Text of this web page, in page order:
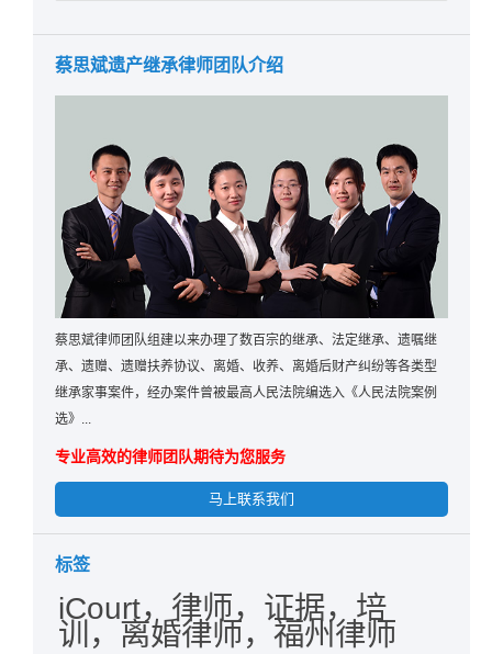
蔡思斌遗产继承律师团队介绍
蔡思斌律师团队组建以来办理了数百宗的继承、法定继承、遗嘱继
承、遗赠、遗赠扶养协议、离婚、收养、离婚后财产纠纷等各类型
继承家事案件，经办案件曾被最高人民法院编选入《人民法院案例
选》...
专业高效的律师团队期待为您服务
马上联系我们
标签
iCourt，律师，证据，培
训，离婚律师，福州律师